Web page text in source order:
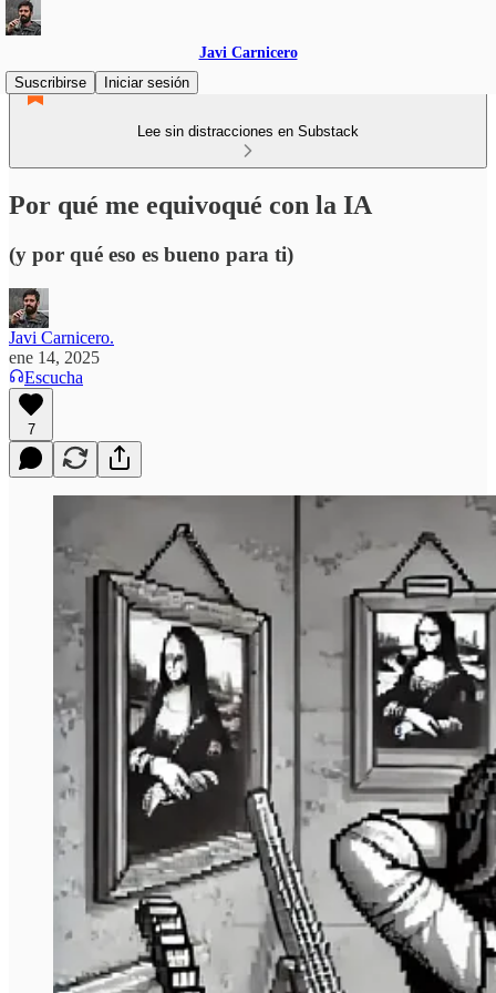
Javi Carnicero
Suscribirse
Iniciar sesión
Lee sin distracciones en Substack
Por qué me equivoqué con la IA
(y por qué eso es bueno para ti)
Javi Carnicero.
ene 14, 2025
Escucha
7